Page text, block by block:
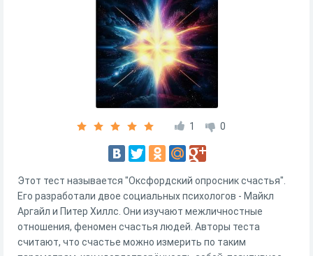
1 0
Этот тест называется "Оксфордский опросник счастья".
Его разработали двое социальных психологов - Майкл
Аргайл и Питер Хиллс. Они изучают межличностные
отношения, феномен счастья людей. Авторы теста
считают, что счастье можно измерить по таким